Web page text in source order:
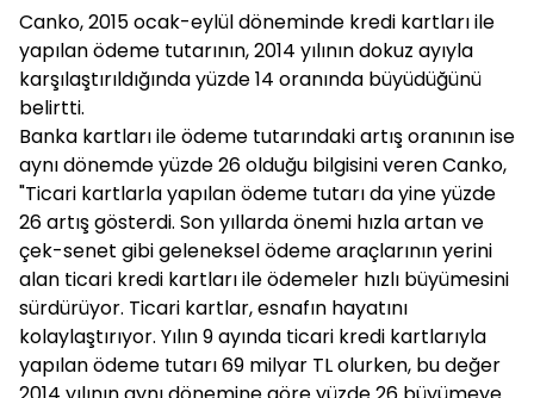
Canko, 2015 ocak-eylül döneminde kredi kartları ile
yapılan ödeme tutarının, 2014 yılının dokuz ayıyla
karşılaştırıldığında yüzde 14 oranında büyüdüğünü
belirtti.
Banka kartları ile ödeme tutarındaki artış oranının ise
aynı dönemde yüzde 26 olduğu bilgisini veren Canko,
"Ticari kartlarla yapılan ödeme tutarı da yine yüzde
26 artış gösterdi. Son yıllarda önemi hızla artan ve
çek-senet gibi geleneksel ödeme araçlarının yerini
alan ticari kredi kartları ile ödemeler hızlı büyümesini
sürdürüyor. Ticari kartlar, esnafın hayatını
kolaylaştırıyor. Yılın 9 ayında ticari kredi kartlarıyla
yapılan ödeme tutarı 69 milyar TL olurken, bu değer